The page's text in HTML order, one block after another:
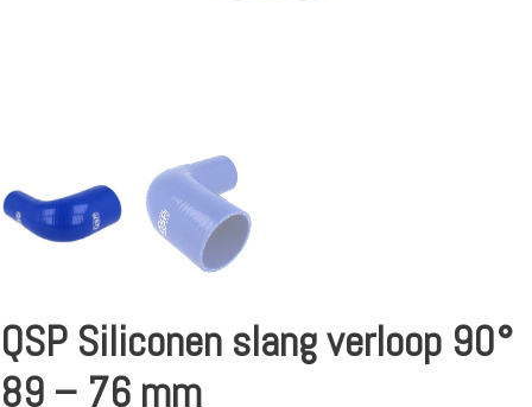
QSP Siliconen slang verloop 90°
89 – 76 mm